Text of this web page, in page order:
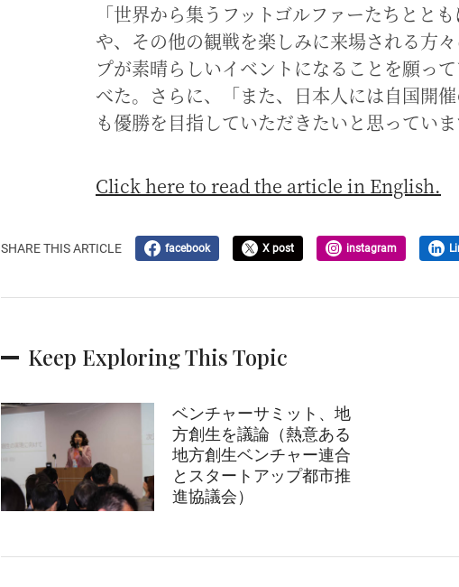
「世界から集うフットゴルファーたちとと
や、その他の観戦を楽しみに来場される方
プが素晴らしいイベントになることを願っ
べた。さらに、「また、日本人には自国開
も優勝を目指していただきたいと思っていま
Click here to read the article in English.
SHARE THIS ARTICLE facebook X post instagram
Keep Exploring This Topic
ベンチャーサミット、地
方創生を議論（熱意ある
地方創生ベンチャー連合
とスタートアップ都市推
進協議会）